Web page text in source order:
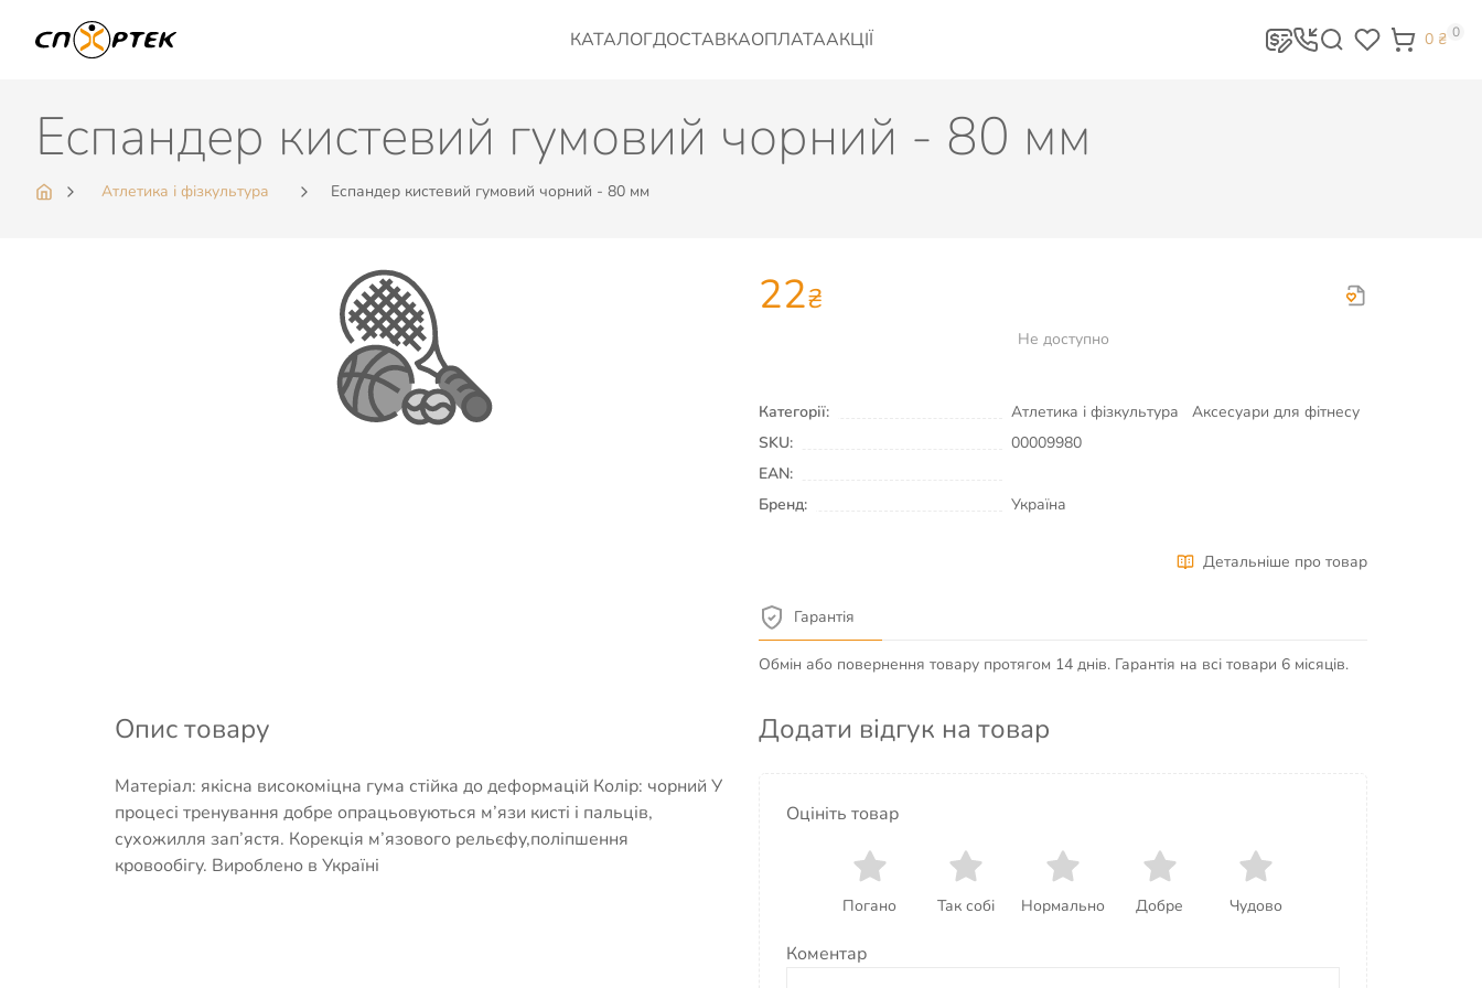
КАТАЛОГДОСТАВКАОПЛАТААКЦІЇ 0 ₴ 0
Еспандер кистевий гумовий чорний - 80 мм
Атлетика і фізкультура Еспандер кистевий гумовий чорний - 80 мм
22₴
Не доступно
Категорії: Атлетика і фізкультура
Аксесуари для фітнесу
SKU:
00009980
EAN:
Бренд:
Україна
Детальніше про товар
Гарантія
Обмін або повернення товару протягом 14 днів. Гарантія на всі товари 6 місяців.
Опис товару
Матеріал: якісна високоміцна гума стійка до деформацій Колір: чорний У
процесі тренування добре опрацьовуються м’язи кисті і пальців,
сухожилля зап’ястя. Корекція м’язового рельєфу,поліпшення
кровообігу. Вироблено в Україні
Додати відгук на товар
Оцініть товар
Погано Так собі Нормально Добре Чудово
Коментар